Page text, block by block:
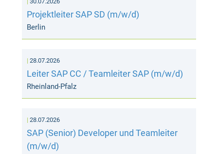
Projektleiter SAP SD (m/w/d)
Berlin
28.07.2026
Leiter SAP CC / Teamleiter SAP (m/w/d)
Rheinland-Pfalz
28.07.2026
SAP (Senior) Developer und Teamleiter
(m/w/d)